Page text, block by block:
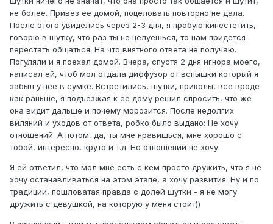
не более. Привез ее домой, поцеловать повторно не дала.
После этого увиделись через 2-3 дня, я пробую кинестетить,
говорю в шутку, что раз ты не целуешься, то нам придется
перестать общаться. На что внятного ответа не получаю.
Погуляли и я поехал домой. Вчера, спустя 2 дня игнора моего,
написал ей, чтоб мол отдала диффузор от вспышки который я
забыл у нее в сумке. Встретились, шутки, приколы, все вроде
как раньше, я подъезжая к ее дому решил спросить, что же
она видит дальше и почему морозится. После недолгих
виляний и уходов от ответа, робко было выдано: Не хочу
отношений. А потом, да, ты мне нравишься, мне хорошо с
тобой, интересно, круто и т.д. Но отношений не хочу.
Я ей ответил, что мол мне есть с кем просто дружить, что я не
хочу останавливаться на этом этапе, а хочу развития. Ну и по
традиции, пошловатая правда с долей шутки - я не могу
дружить с девушкой, на которую у меня стоит))